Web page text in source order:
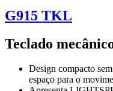
G915 TKL
Teclado
Design compacto
espaço para o